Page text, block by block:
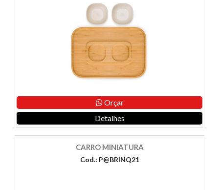
Orçar
Detalhes
CARRO MINIATURA
Cod.: P@BRINQ21